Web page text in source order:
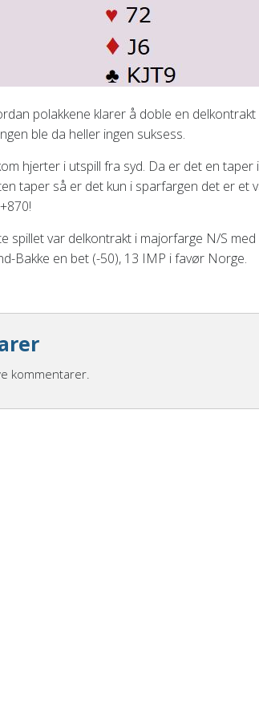
polakkene klarer å doble en
ble da heller ingen suksess.
hjerter i utspill fra syd. Da er det en taper
taper så er det kun i sparfargen det er et
spillet var delkontrakt i majorfarge N/S
Bakke en bet (-50), 13 IMP i favør Norge.
kommentarer.